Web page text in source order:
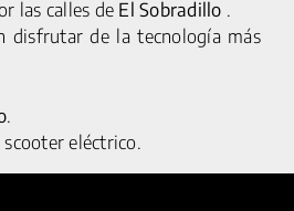
las calles de El Sobradillo .
disfrutar de la tecnología más
.
eléctrico.